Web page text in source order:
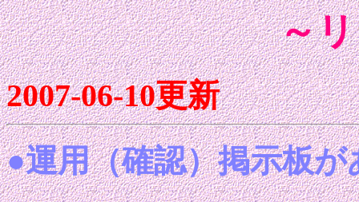
～
2007-06-10更新
●運用（確認）掲示板